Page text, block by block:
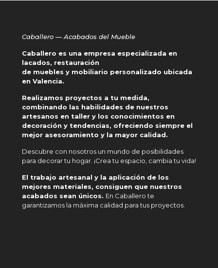
Caballero — Acabados del Mueble
Caballero es una empresa especializada en
lacados, restauración
de muebles y mobiliario personalizado ubicada
en Valencia.
Realizamos proyectos a tu medida,
combinando las habilidades de nuestros
artesanos en taller y los conocimientos en
decoración y tendencias, ofreciendo siempre el
mejor asesoramiento y la mayor calidad.
Descubre con nosotros un mundo de posibilidades
para decorar tu hogar. ¡Crea tu espacio, cambia tu vida!
El trabajo artesanal y la aplicación de los
mejores materiales, consiguen que nuestros
acabados sean únicos. En Caballero te
garantizamos la máxima calidad para tus proyectos.